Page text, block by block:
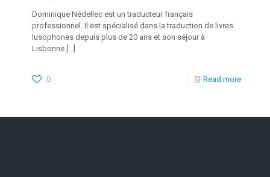
Dominique Nédellec est un traducteur français
professionnel. Il est spécialisé dans la traduction de livres
lusophones depuis plus de 20 ans et son séjour à
Lisbonne […]
0 Read more